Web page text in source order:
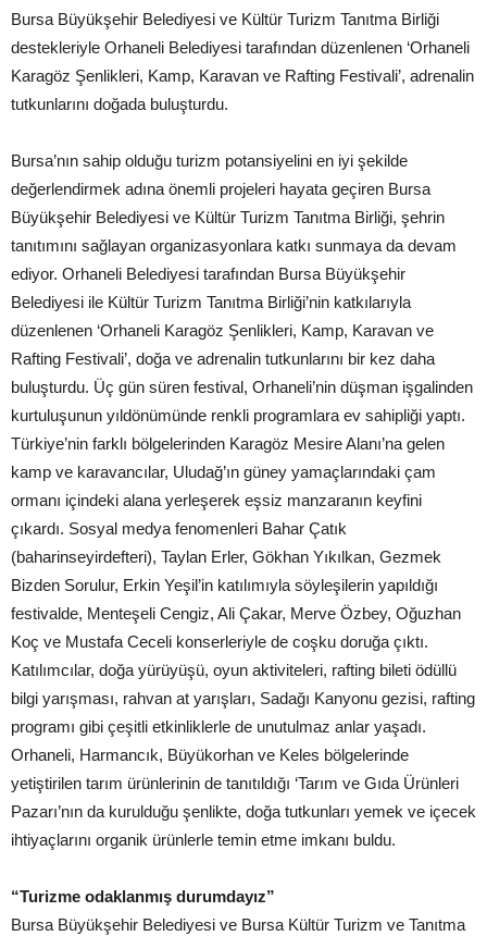
Bursa Büyükşehir Belediyesi ve Kültür Turizm Tanıtma Birliği
destekleriyle Orhaneli Belediyesi tarafından düzenlenen ‘Orhaneli
Karagöz Şenlikleri, Kamp, Karavan ve Rafting Festivali’, adrenalin
tutkunlarını doğada buluşturdu.
Bursa’nın sahip olduğu turizm potansiyelini en iyi şekilde
değerlendirmek adına önemli projeleri hayata geçiren Bursa
Büyükşehir Belediyesi ve Kültür Turizm Tanıtma Birliği, şehrin
tanıtımını sağlayan organizasyonlara katkı sunmaya da devam
ediyor. Orhaneli Belediyesi tarafından Bursa Büyükşehir
Belediyesi ile Kültür Turizm Tanıtma Birliği’nin katkılarıyla
düzenlenen ‘Orhaneli Karagöz Şenlikleri, Kamp, Karavan ve
Rafting Festivali’, doğa ve adrenalin tutkunlarını bir kez daha
buluşturdu. Üç gün süren festival, Orhaneli’nin düşman işgalinden
kurtuluşunun yıldönümünde renkli programlara ev sahipliği yaptı.
Türkiye’nin farklı bölgelerinden Karagöz Mesire Alanı’na gelen
kamp ve karavancılar, Uludağ’ın güney yamaçlarındaki çam
ormanı içindeki alana yerleşerek eşsiz manzaranın keyfini
çıkardı. Sosyal medya fenomenleri Bahar Çatık
(baharinseyirdefteri), Taylan Erler, Gökhan Yıkılkan, Gezmek
Bizden Sorulur, Erkin Yeşil’in katılımıyla söyleşilerin yapıldığı
festivalde, Menteşeli Cengiz, Ali Çakar, Merve Özbey, Oğuzhan
Koç ve Mustafa Ceceli konserleriyle de coşku doruğa çıktı.
Katılımcılar, doğa yürüyüşü, oyun aktiviteleri, rafting bileti ödüllü
bilgi yarışması, rahvan at yarışları, Sadağı Kanyonu gezisi, rafting
programı gibi çeşitli etkinliklerle de unutulmaz anlar yaşadı.
Orhaneli, Harmancık, Büyükorhan ve Keles bölgelerinde
yetiştirilen tarım ürünlerinin de tanıtıldığı ‘Tarım ve Gıda Ürünleri
Pazarı’nın da kurulduğu şenlikte, doğa tutkunları yemek ve içecek
ihtiyaçlarını organik ürünlerle temin etme imkanı buldu.
“Turizme odaklanmış durumdayız”
Bursa Büyükşehir Belediyesi ve Bursa Kültür Turizm ve Tanıtma